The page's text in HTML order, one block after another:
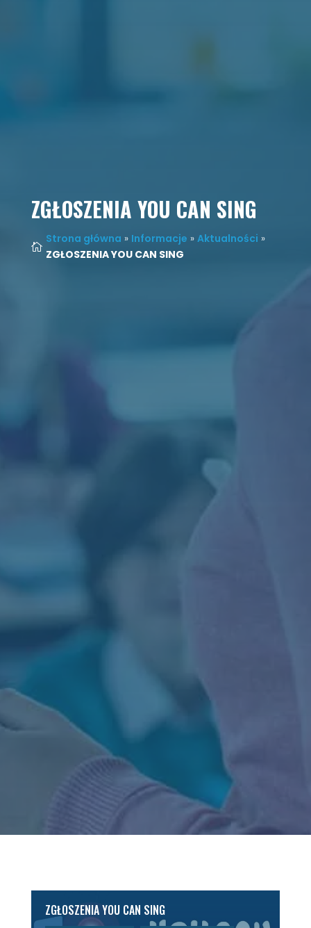
ZGŁOSZENIA YOU CAN SING

Strona główna » Informacje » Aktualności »
ZGŁOSZENIA YOU CAN SING
ZGŁOSZENIA YOU CAN SING